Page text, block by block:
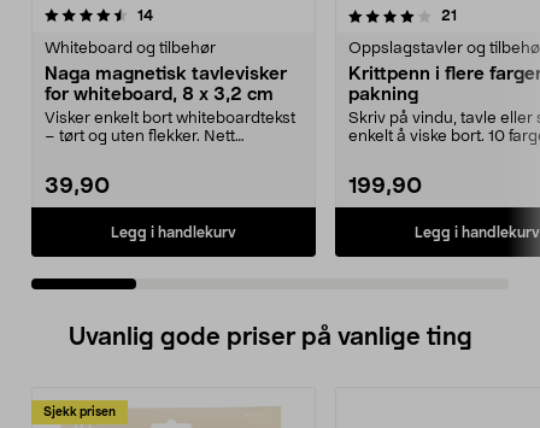
14anmeldelser
Whiteboard og tilbehør
Naga magnetisk tavlevisker
for whiteboard, 8 x 3,2 cm
Visker enkelt bort whiteboardtekst
– tørt og uten flekker. Nett
39,90
Legg i handlekurv
4.0 av 5 stjerner 21
Oppslagstavler og
Krittpenn i flere
pakning
Skriv på vindu, tavle eller
enkelt å viske bort. 10
199,90
Legg i handlekurv
4.5 av 5 stjerner
Uvanlig gode priser på vanlige ting
Sjekk prisen